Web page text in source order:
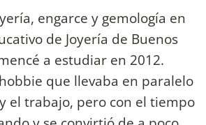
engarce y gemología en
de Joyería de Buenos
a estudiar en 2012.
que llevaba en paralelo
el trabajo, pero con el tiempo